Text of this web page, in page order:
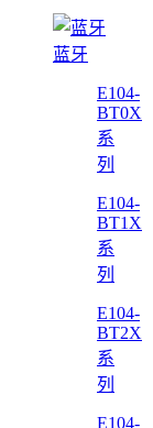
蓝牙
E104-
BT0X
系
列
E104-
BT1X
系
列
E104-
BT2X
系
列
E104-